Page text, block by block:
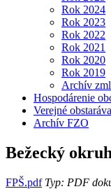
Rok 2024
Rok 2023
Rok 2022
Rok 2021
Rok 2020
Rok 2019
Archív
Hospodárenie
Verejné
Archív FZO
Bežecký okruh
FPŠ.pdfTyp: PDF